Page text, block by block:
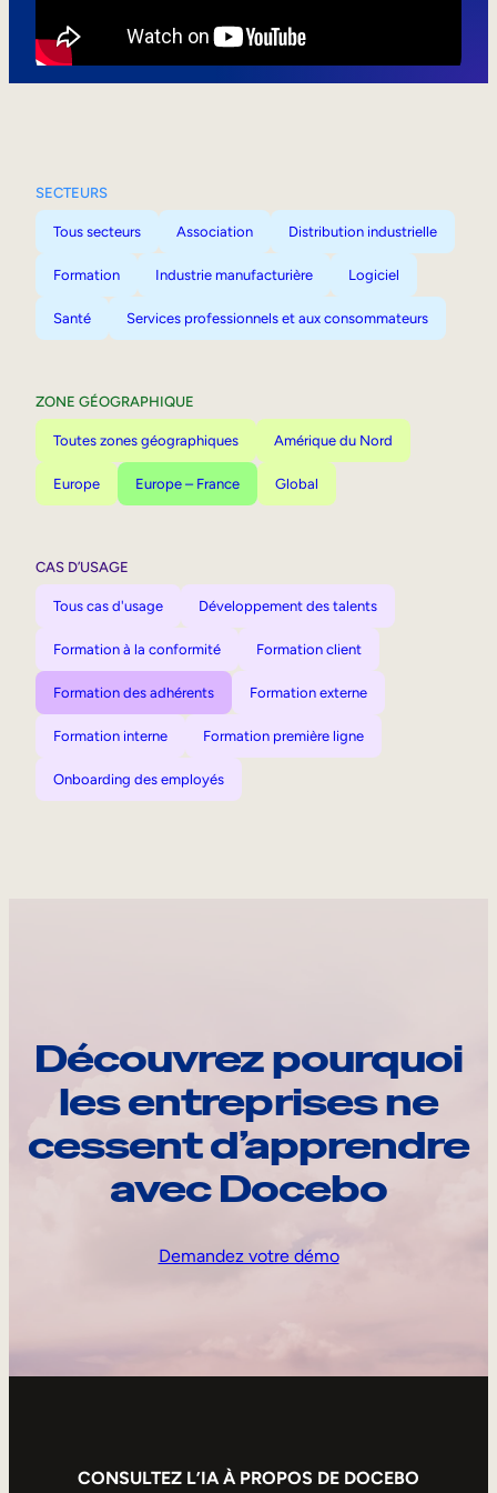
SECTEURS
Tous secteurs Association Distribution industrielle
Formation Industrie manufacturière Logiciel
Santé Services professionnels et aux consommateurs
ZONE GÉOGRAPHIQUE
Toutes zones géographiques Amérique du Nord
Europe Europe – France Global
CAS D’USAGE
Tous cas d'usage Développement des talents
Formation à la conformité Formation client
Formation des adhérents Formation externe
Formation interne Formation première ligne
Onboarding des employés
Découvrez pourquoi
les entreprises ne
cessent d’apprendre
avec Docebo
Demandez votre démo
CONSULTEZ L’IA À PROPOS DE DOCEBO